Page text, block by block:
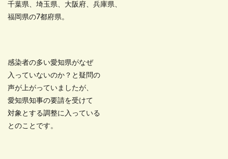
千葉県、埼玉県、大阪府、兵庫県、
福岡県の7都府県。
感染者の多い愛知県がなぜ
入っていないのか？と疑問の
声が上がっていましたが、
愛知県知事の要請を受けて
対象とする調整に入っている
とのことです。